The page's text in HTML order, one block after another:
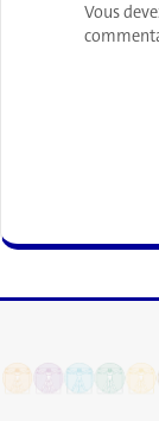
Vous